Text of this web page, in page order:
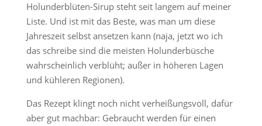
Holunderblüten-Sirup steht seit langem auf meiner
Liste. Und ist mit das Beste, was man um diese
Jahreszeit selbst ansetzen kann (naja, jetzt wo ich
das schreibe sind die meisten Holunderbüsche
wahrscheinlich verblüht; außer in höheren Lagen
und kühleren Regionen).
Das Rezept klingt noch nicht verheißungsvoll, dafür
aber gut machbar: Gebraucht werden für einen